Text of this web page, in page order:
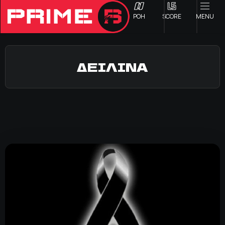
ΡΟΗ SCORE MENU
ΔΕΙΛΙΝΑ